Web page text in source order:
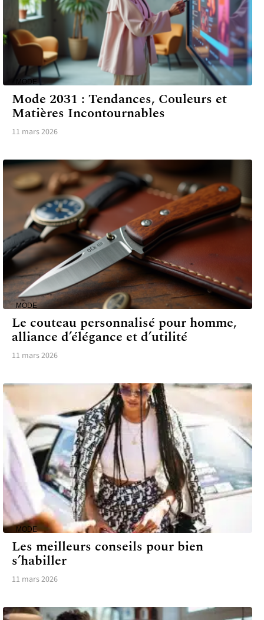
MODE
Mode 2031 : Tendances, Couleurs et
Matières Incontournables
11 mars 2026
MODE
Le couteau personnalisé pour homme,
alliance d’élégance et d’utilité
11 mars 2026
MODE
Les meilleurs conseils pour bien
s’habiller
11 mars 2026